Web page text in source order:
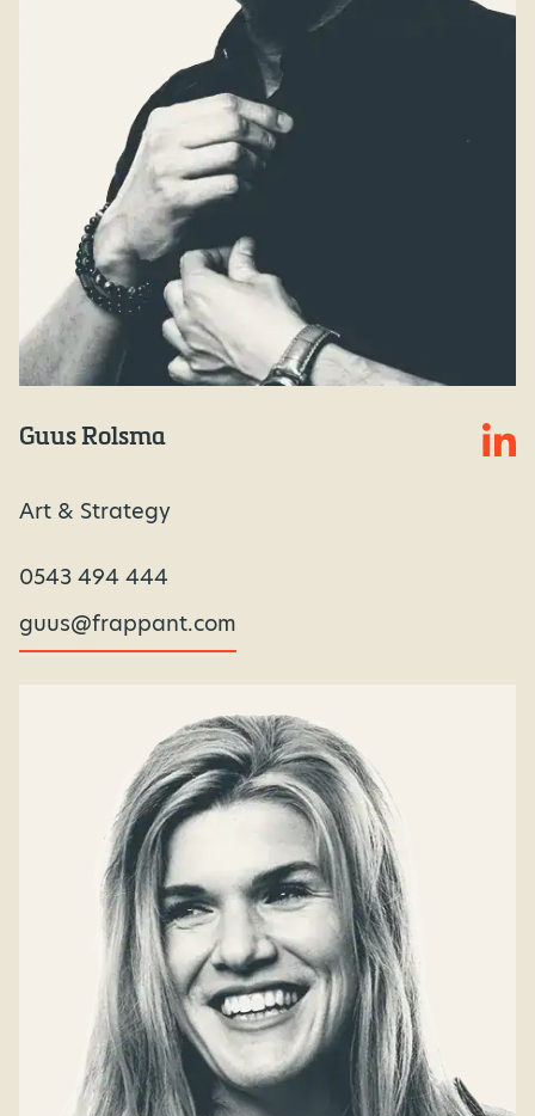
Guus Rolsma
Art & Strategy
0543 494 444
guus@frappant.com